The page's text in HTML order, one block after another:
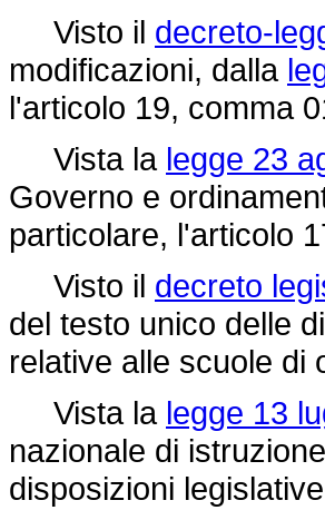
Visto il decreto-
modificazioni, dalla
l'articolo 19, comma
Vista la legge 23
Governo e
particolare, l'articolo
Visto il decreto
del testo unico delle
relative alle scuole di
Vista la legge 13
nazionale di
disposizioni